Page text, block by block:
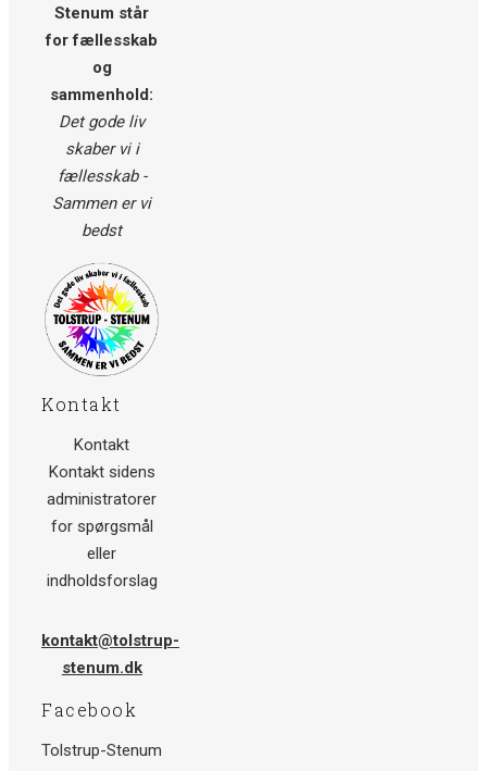
Stenum står
for fællesskab
og
sammenhold:
Det gode liv
skaber vi i
fællesskab -
Sammen er vi
bedst
Kontakt
Kontakt
Kontakt sidens
administratorer
for spørgsmål
eller
indholdsforslag
kontakt@tolstrup-
stenum.dk
Facebook
Tolstrup-Stenum